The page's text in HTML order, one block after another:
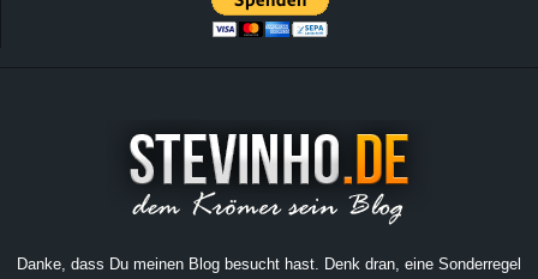
Danke, dass Du meinen Blog besucht hast. Denk dran, eine Sonderregel